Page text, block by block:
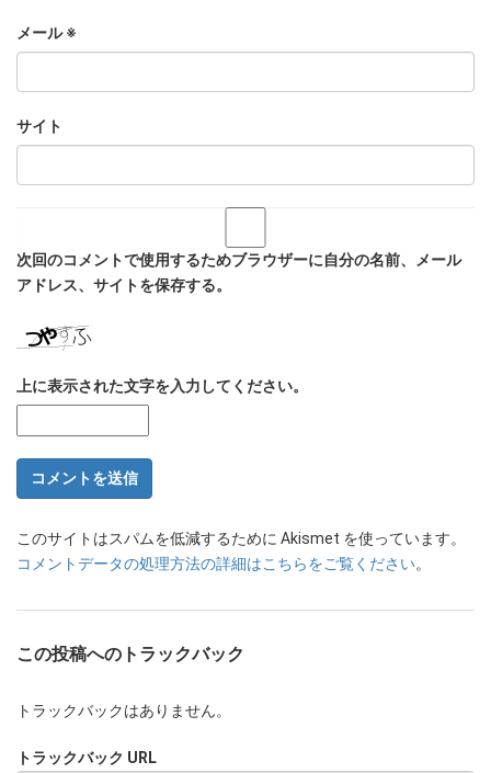
メール※
サイト
次回のコメントで使用するためブラウザーに自分の名前、メール
アドレス、サイトを保存する。
上に表示された文字を入力してください。
このサイトはスパムを低減するために Akismet を使っています。
コメントデータの処理方法の詳細はこちらをご覧ください。
この投稿へのトラックバック
トラックバックはありません。
トラックバック URL